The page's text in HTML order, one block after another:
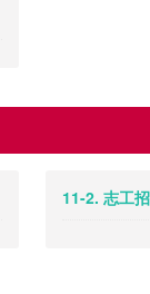
11-2. 志工